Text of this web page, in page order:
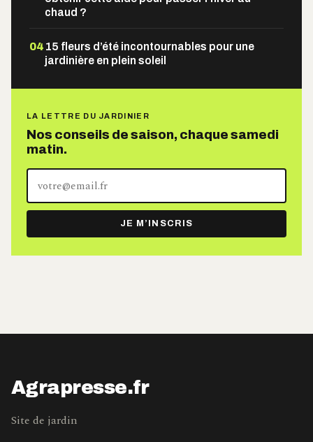
chaud ?
04 15 fleurs d’été incontournables pour une
jardinière en plein soleil
LA LETTRE DU JARDINIER
Nos conseils de saison, chaque samedi
matin.
adresse
e-
mail
JE M’INSCRIS
Agrapresse.fr
Site de jardin